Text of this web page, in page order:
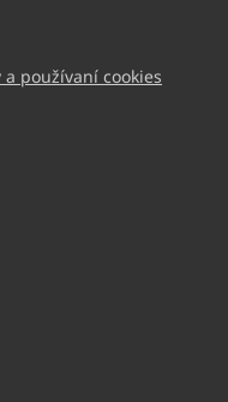
používaní cookies